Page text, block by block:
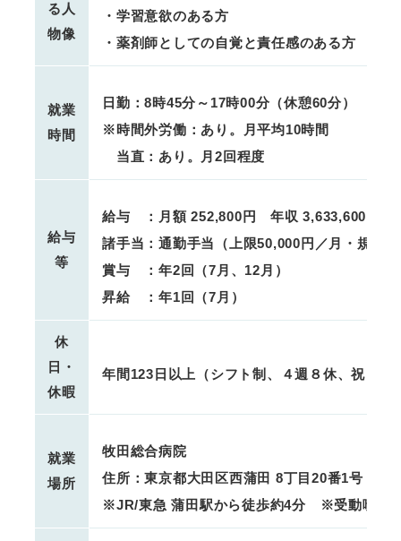
る人
物像
・学習意欲のある方
・薬剤師としての自覚と責任感のある方
就業
時間
日勤：8時45分～17時00分（休憩60分）
※時間外労働：あり。月平均10時間
当直：あり。月2回程度
給与
等
給与 ：月額 252,800円 年収 3,633,600円
諸手当：通勤手当（上限50,000円／月・規定
賞与 ：年2回（7月、12月）
昇給 ：年1回（7月）
休
日・
休暇
年間123日以上（シフト制、４週８休、祝日
就業
場所
牧田総合病院
住所：東京都大田区西蒲田 8丁目20番1号
※JR/東急 蒲田駅から徒歩約4分 ※受動喫煙